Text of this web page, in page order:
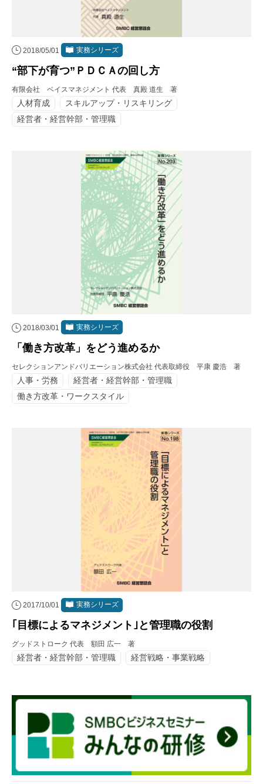
2018/05/01 実務シリーズ
“部下が育つ”ＰＤＣＡの回し方
有限会社 ベイスマネジメント 代表 真殿 道生 著
人材育成
スキルアップ・リスキリング
経営者・経営幹部・管理職
2018/03/01 実務シリーズ
「働き方改革」をどう進めるか
セレクションアンドバリエーション株式会社 代表取締役 平康 慶浩 著
人事・労務
経営者・経営幹部・管理職
働き方改革・ワークスタイル
2017/10/01 実務シリーズ
｢目標によるマネジメント｣と管理職の役割
グッドストローク 代表 額田 広一 著
経営者・経営幹部・管理職 経営戦略・事業戦略